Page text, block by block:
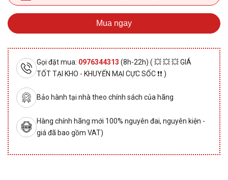
Mua ngay
Gọi đặt mua: 0976344313 (8h-22h) ( 💥 💥 💥 GIÁ
TỐT TẠI KHO - KHUYẾN MẠI CỰC SỐC ❗❗ )
Bảo hành tại nhà theo chính sách của hãng
Hàng chính hãng mới 100% nguyên đai, nguyên kiện -
giá đã bao gồm VAT)